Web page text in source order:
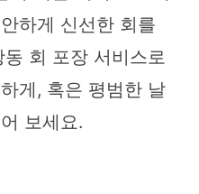
하게 신선한 회를
회 포장 서비스로
게, 혹은 평범한 날
보세요.